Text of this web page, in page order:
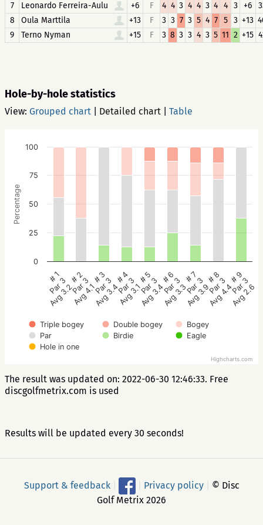
7
Leonardo Ferreira-Aulu +6 F 4 4 3 4 4 3 4 4 3 +6
8
Oula Marttila +13 F 3 3 7 3 5 4 7 5 3 +13
9
Terno Nyman +15 F 3 8 3 3 4 3 5 11 2 +15
Hole-by-hole statistics
View: Grouped chart Detailed chart Table
Percentage
Triple bogey Double bogey
Bogey
Par
Birdie
Eagle
Hole in one
# 1
Par 3
Avg 3.2
# 2
Par 3
Avg 4.1
# 3
Par 3
Avg 3.4
# 4
Par 3
Avg 3.1
# 5
Par 3
Avg 3.4
# 6
Par 3
Avg 3.3
# 7
Par 3
Avg 3.9
# 8
Par 3
Avg 4.4
# 9
Par 3
Avg 2.6
0
25
50
75
100
Highcharts.com
The result was updated on: 2022-06-30 12:46:33. Free
discgolfmetrix.com is used
Results will be updated every 30 seconds!
Support & feedback Privacy policy
© Disc
Golf Metrix 2026